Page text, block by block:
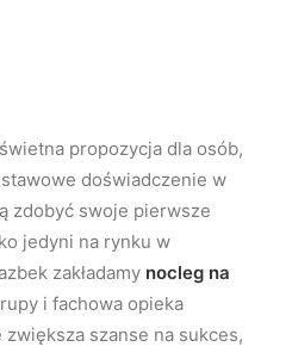
propozycja dla osób,
doświadczenie w
zdobyć swoje pierwsze
jedyni na rynku w
zakładamy nocleg na
i fachowa opieka
szanse na sukces,